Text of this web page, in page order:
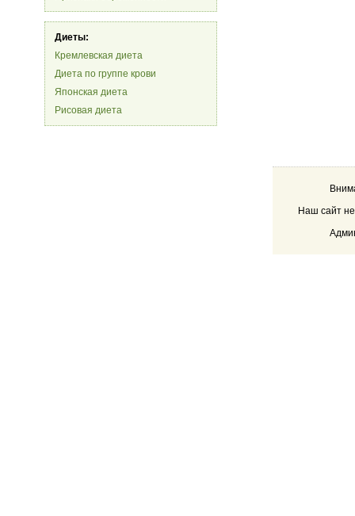
Диеты:
Кремлевская диета
Диета по группе крови
Японская диета
Рисовая диета
Наш сайт